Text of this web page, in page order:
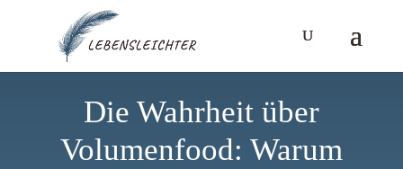
Die Wahrheit über
Volumenfood: Warum